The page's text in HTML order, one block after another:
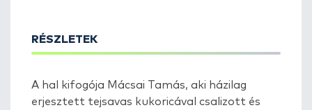
RÉSZLETEK
A hal kifogója Mácsai Tamás, aki házilag
erjesztett tejsavas kukoricával csalizott és